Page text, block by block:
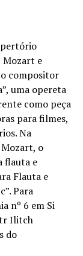
Mozart e
compositor
uma opereta
como peça
para filmes,
Na
o
flauta e
Flauta e
Para
nº 6 em Si
Ilitch
do